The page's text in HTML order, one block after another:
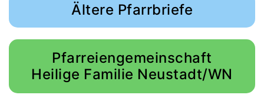
Ältere Pfarrbriefe
Pfarreiengemeinschaft
Heilige Familie Neustadt/WN